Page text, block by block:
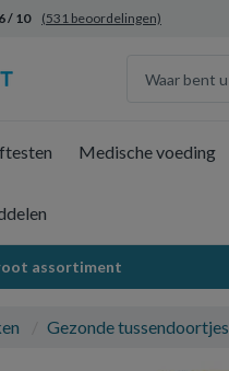
/ 10 (531 beoordelingen)
Medische voeding
assortiment
Gezonde tussendoortjes